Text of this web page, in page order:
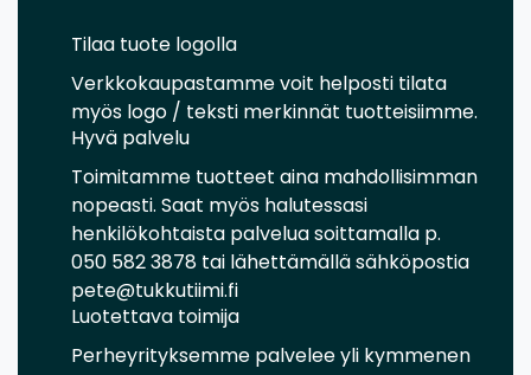
Tilaa tuote logolla
Verkkokaupastamme voit helposti tilata
myös logo / teksti merkinnät tuotteisiimme.
Hyvä palvelu
Toimitamme tuotteet aina mahdollisimman
nopeasti. Saat myös halutessasi
henkilökohtaista palvelua soittamalla p.
050 582 3878 tai lähettämällä sähköpostia
pete@tukkutiimi.fi
Luotettava toimija
Perheyrityksemme palvelee yli kymmenen